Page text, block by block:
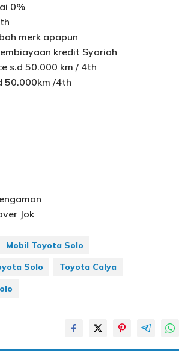
0%
merk apapun
kredit Syariah
s.d 50.000 km / 4th
50.000km /4th
Jok
Mobil Toyota Solo
Solo
Toyota Calya